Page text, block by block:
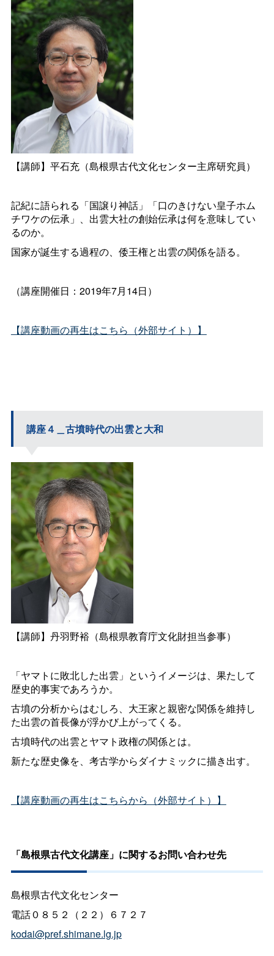
【講師】平石充（島根県古代文化センター主席研究員）
記紀に語られる「国譲り神話」「口のきけない皇子ホム
チワケの伝承」、出雲大社の創始伝承は何を意味してい
るのか。
国家が誕生する過程の、倭王権と出雲の関係を語る。
（講座開催日：2019年7月14日）
【講座動画の再生はこちら（外部サイト）】
講座４＿古墳時代の出雲と大和
【講師】丹羽野裕（島根県教育庁文化財担当参事）
「ヤマトに敗北した出雲」というイメージは、果たして
歴史的事実であろうか。
古墳の分析からはむしろ、大王家と親密な関係を維持し
た出雲の首長像が浮かび上がってくる。
古墳時代の出雲とヤマト政権の関係とは。
新たな歴史像を、考古学からダイナミックに描き出す。
【講座動画の再生はこちらから（外部サイト）】
「島根県古代文化講座」に関するお問い合わせ先
島根県古代文化センター
電話０８５２（２２）６７２７
kodai@pref.shimane.lg.jp